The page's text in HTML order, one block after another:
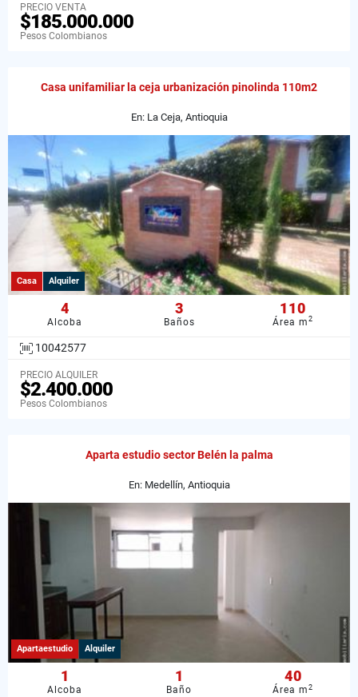
PRECIO VENTA
$185.000.000
Pesos Colombianos
Casa unifamiliar la ceja urbanización pinolinda 110m2
En: La Ceja, Antioquia
Casa Alquiler
4
Alcoba
3
Baños
110
Área m2
10042577
PRECIO ALQUILER
$2.400.000
Pesos Colombianos
Aparta estudio sector Belén la palma
En: Medellín, Antioquia
Apartaestudio Alquiler
1
Alcoba
1
Baño
40
Área m2